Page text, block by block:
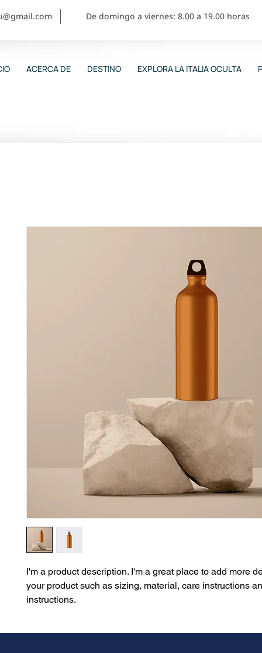
De domingo a viernes: 8.00 a 19.00 horas
ACERCA DE DESTINO EXPLORA LA ITALIA OCULTA
I'm a product description. I'm a great place to add more
your product such as sizing, material, care instructions
instructions.